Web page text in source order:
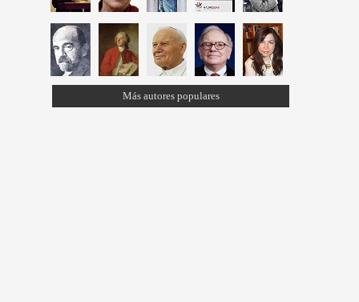
Más autores populares